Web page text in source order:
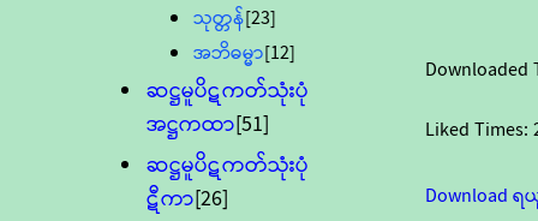
သုတ္တန်[23]
အဘိဓမ္မာ[12]
ဆဋ္ဌမူပိဋကတ်သုံးပုံ
အဋ္ဌကထာ[51]
ဆဋ္ဌမူပိဋကတ်သုံးပုံ
ဋီကာ[26]
Downloaded
Liked Times:
Download